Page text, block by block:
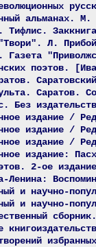
альманах.
Тифлис.
"Твори". Л.
Газета
поэтов.
Саратов.
Без
издание /
издание /
издание /
издание:
2-ое
Ленина:
и научно-
и научно-